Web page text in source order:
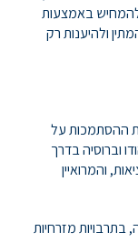
להמחיש באמצעות
ולהיענות רק
ההסתמכות על
וברוסיה בדרך
והמרואיין
מזרחיות